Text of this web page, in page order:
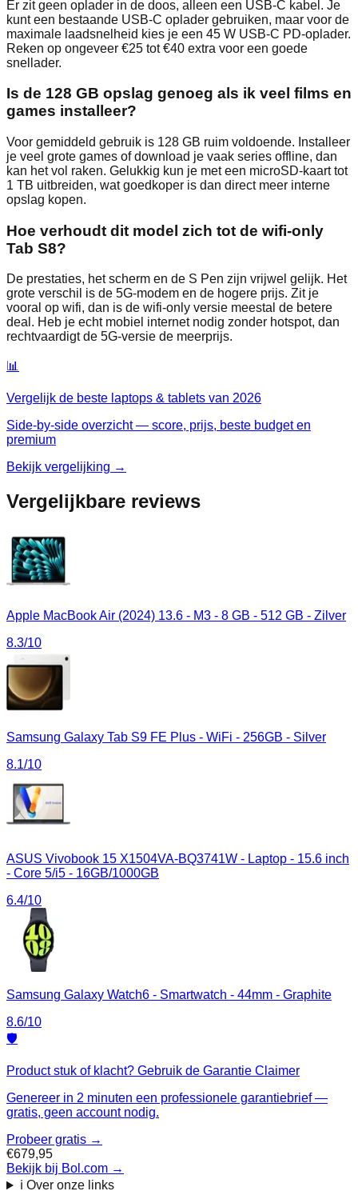
Er zit geen oplader in de doos, alleen een USB‑C kabel. Je
kunt een bestaande USB‑C oplader gebruiken, maar voor de
maximale laadsnelheid kies je een 45 W USB‑C PD‑oplader.
Reken op ongeveer €25 tot €40 extra voor een goede
snellader.
Is de 128 GB opslag genoeg als ik veel films en
games installeer?
Voor gemiddeld gebruik is 128 GB ruim voldoende. Installeer
je veel grote games of download je vaak series offline, dan
kan het vol raken. Gelukkig kun je met een microSD‑kaart tot
1 TB uitbreiden, wat goedkoper is dan direct meer interne
opslag kopen.
Hoe verhoudt dit model zich tot de wifi‑only
Tab S8?
De prestaties, het scherm en de S Pen zijn vrijwel gelijk. Het
grote verschil is de 5G‑modem en de hogere prijs. Zit je
vooral op wifi, dan is de wifi‑only versie meestal de betere
deal. Heb je echt mobiel internet nodig zonder hotspot, dan
rechtvaardigt de 5G‑versie de meerprijs.
📊
Vergelijk de beste laptops & tablets van 2026
Side-by-side overzicht — score, prijs, beste budget en
premium
Bekijk vergelijking →
Vergelijkbare reviews
Apple MacBook Air (2024) 13.6 - M3 - 8 GB - 512 GB - Zilver
8.3/10
Samsung Galaxy Tab S9 FE Plus - WiFi - 256GB - Silver
8.1/10
ASUS Vivobook 15 X1504VA-BQ3741W - Laptop - 15.6 inch
- Core 5/i5 - 16GB/1000GB
6.4/10
Samsung Galaxy Watch6 - Smartwatch - 44mm - Graphite
8.6/10
🛡️
Product stuk of klacht? Gebruik de Garantie Claimer
Genereer in 2 minuten een professionele garantiebrief —
gratis, geen account nodig.
Probeer gratis →
€679,95
Bekijk bij Bol.com →
ℹ️ Over onze links